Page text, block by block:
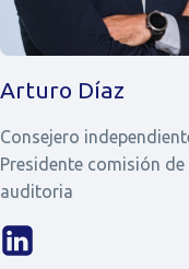
Arturo Díaz
Consejero
Presidente comisión de
auditoria